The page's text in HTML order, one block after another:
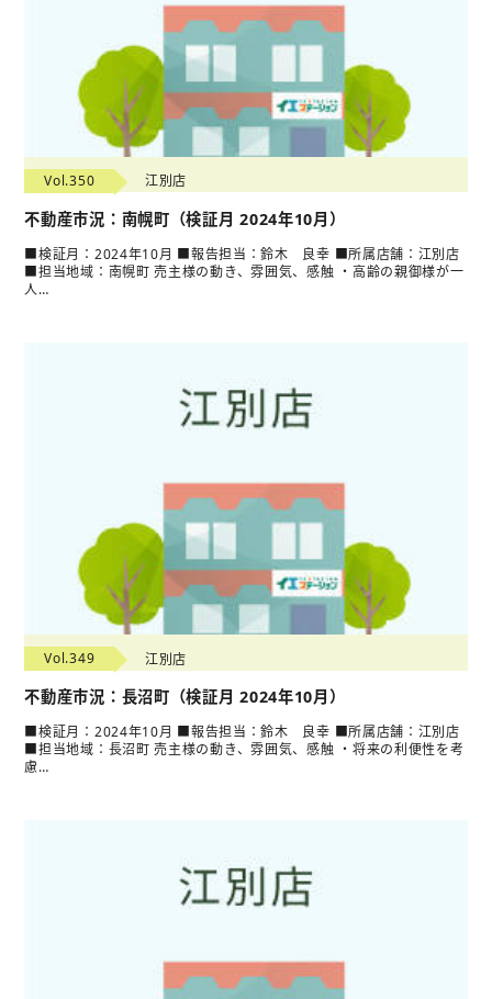
Vol.350 江別店
不動産市況：南幌町（検証月 2024年10月）
■検証月：2024年10月 ■報告担当：鈴木 良幸 ■所属店舗：江別店
■担当地域：南幌町 売主様の動き、雰囲気、感触 ・高齢の親御様が一
人…
Vol.349 江別店
不動産市況：長沼町（検証月 2024年10月）
■検証月：2024年10月 ■報告担当：鈴木 良幸 ■所属店舗：江別店
■担当地域：長沼町 売主様の動き、雰囲気、感触 ・将来の利便性を考
慮…